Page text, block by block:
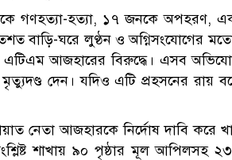
গণহত্যা-হত্যা, ১৭ জনকে অপহরণ,
বাড়ি-ঘরে লুণ্ঠন ও অগ্নিসংযোগের
আজহারের বিরুদ্ধে। এসব
মৃত্যুদণ্ড দেন। যদিও এটি প্রহসনের রায়
নেতা আজহারকে নির্দোষ দাবি করে
শাখায় ৯০ পৃষ্ঠার মূল আপিলসহ